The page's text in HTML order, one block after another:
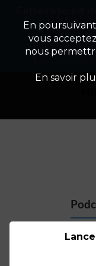
Détail De
En
vous
nous
En savoir
Appuyez
Non merci